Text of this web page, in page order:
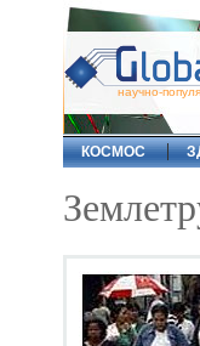
научно-
КОСМОС